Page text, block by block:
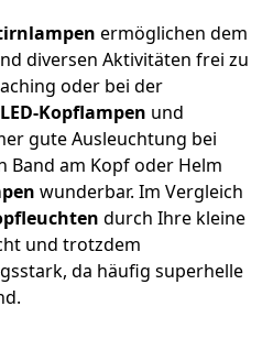
ermöglichen dem
diversen Aktivitäten frei zu
oder bei der
LED-Kopflampen und
gute Ausleuchtung bei
Band am Kopf oder Helm
wunderbar. Im Vergleich
durch Ihre kleine
und trotzdem
da häufig superhelle